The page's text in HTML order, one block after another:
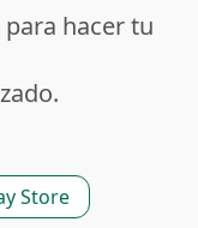
hacer tu
Store